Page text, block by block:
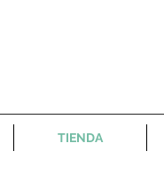
TIENDA